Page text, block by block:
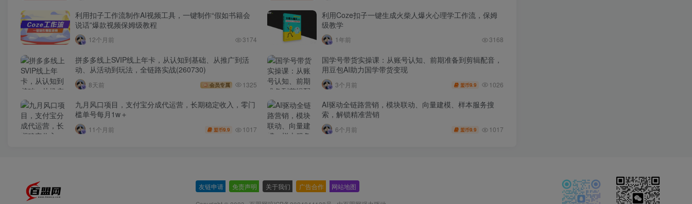
利用扣子工作流制作AI视频工具，一键制作“假如书籍会
说话”爆款视频保姆级教程
12个月前 3174
利用Coze扣子一键生成火柴人爆火心理学工作流，保姆
级教学
1年前 3168
拼多多线上SVIP线上年卡，从认知到基础、从推广到活
动、从活动到玩法，全链路实战(260730)
8天前 会员专属 1325
国学号带货实操课：从账号认知、前期准备到剪辑配音，
用豆包AI助力国学带货变现
3个月前 盟币9.9 1026
九月风口项目，支付宝分成代运营，长期稳定收入，零门
槛单号每月1w＋
11个月前 盟币9.9 1017
AI驱动全链路营销，模块联动、向量建模、样本服务搜
索，解锁精准营销
6个月前 盟币9.9 1017
友链申请 免责声明 关于我们 广告合作 网站地图